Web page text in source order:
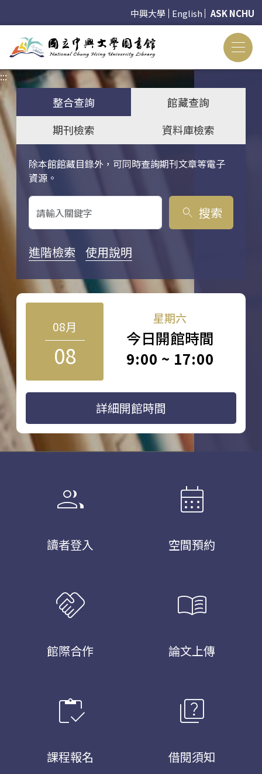
中興大學 English ASK NCHU
:::
整合查詢
館藏查詢
期刊檢索
資料庫檢索
除本館館藏目錄外，可同時查詢期刊文章等電子
資源。
關鍵字搜尋
search 搜索
進階檢索 使用說明
08月
08
星期六
今日開館時間
9:00 ~ 17:00
詳細開館時間
group
讀者登入
calendar_month
空間預約
handshake
館際合作
menu_book
論文上傳
inventory
課程報名
quiz
借閱須知